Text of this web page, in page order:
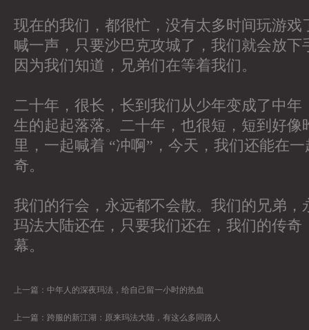
现在的我们，都很忙，没有太多时间玩游戏
喊一声，只要沙巴克攻城了，我们就会放下
因为我们知道，兄弟们在等着我们。
二十年，很长，长到我们从少年变成了中年
生的起起落落。二十年，也很短，短到好像
里，一起喊着 “冲啊”，今天，我们还能在
奇。
我们的行会，永远都不会散。我们的兄弟，
玛法大陆还在，只要我们还在，我们的传奇
幕。
上一篇： 中年人的深夜玛法，给自己留一小时的热血
上一篇： 跨服的新江湖：原来玛法大陆，有这么多同路人